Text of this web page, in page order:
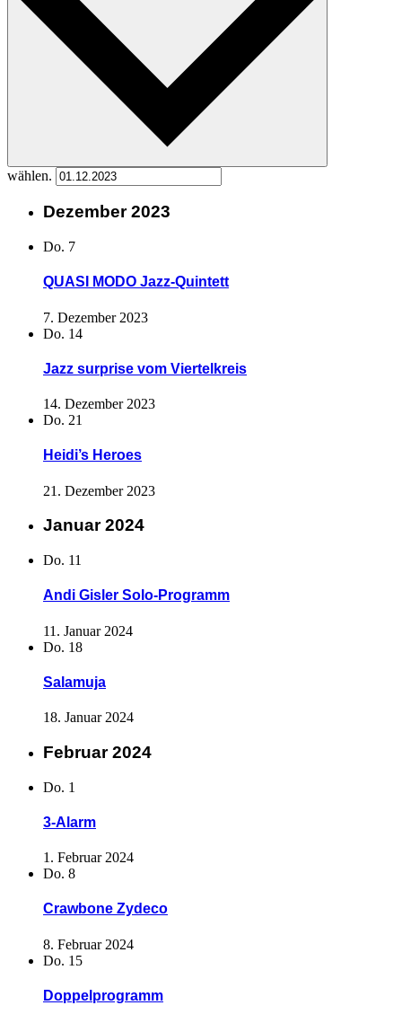
wählen.
Dezember 2023
Do. 7
QUASI MODO Jazz-Quintett
7. Dezember 2023
Do. 14
Jazz surprise vom Viertelkreis
14. Dezember 2023
Do. 21
Heidi’s Heroes
21. Dezember 2023
Januar 2024
Do. 11
Andi Gisler Solo-Programm
11. Januar 2024
Do. 18
Salamuja
18. Januar 2024
Februar 2024
Do. 1
3-Alarm
1. Februar 2024
Do. 8
Crawbone Zydeco
8. Februar 2024
Do. 15
Doppelprogramm